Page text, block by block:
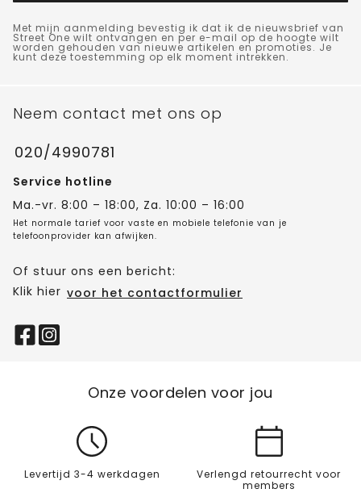
Met mijn aanmelding bevestig ik dat ik de nieuwsbrief van
Street One wilt ontvangen en per e-mail op de hoogte wilt
worden gehouden van nieuwe artikelen en promoties. Je
kunt deze toestemming op elk moment intrekken.
Neem contact met ons op
020/4990781
Service hotline
Ma.-vr. 8:00 – 18:00, Za. 10:00 – 16:00
Het normale tarief voor vaste en mobiele telefonie van je
telefoonprovider kan afwijken.
Of stuur ons een bericht:
Klik hier voor het contactformulier
Onze voordelen voor jou
Levertijd 3-4 werkdagen
Verlengd retourrecht voor
members